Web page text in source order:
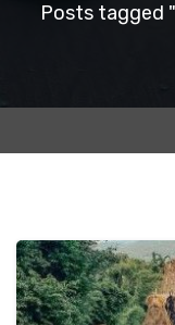
Posts tagged